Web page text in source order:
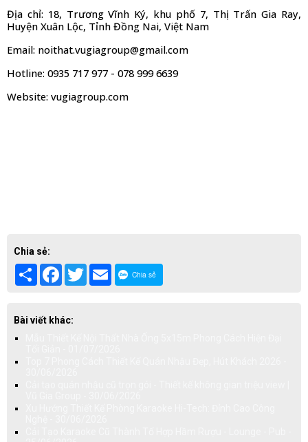
Địa chỉ: 18, Trương Vĩnh Ký, khu phố 7, Thị Trấn Gia Ray,
Huyện Xuân Lộc, Tỉnh Đồng Nai, Việt Nam
Email: noithat.vugiagroup@gmail.com
Hotline: 0935 717 977 - 078 999 6639
Website: vugiagroup.com
Chia sẻ:
Share FacebookTwitterEmail Chia sẻ
Bài viết khác: